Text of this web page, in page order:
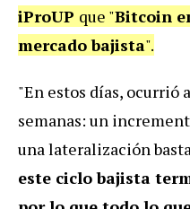
iProUP que "Bitcoin
mercado bajista".
"En estos días, ocurrió
semanas: un
una lateralización
este ciclo bajista